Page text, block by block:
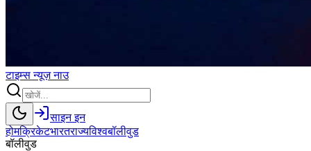
टाइम्सन्यूज़नाउ
साइन इन
होमक्रिकेटभारतराज्यविश्वबॉलीवुड
बॉलीवुड